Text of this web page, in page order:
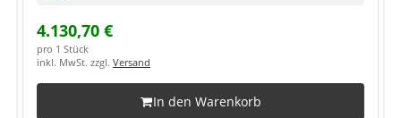
4.130,70 €
pro 1 Stück
inkl. MwSt. zzgl. Versand
In den Warenkorb